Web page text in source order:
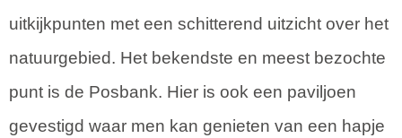
uitkijkpunten met een schitterend uitzicht over het
natuurgebied. Het bekendste en meest bezochte
punt is de Posbank. Hier is ook een paviljoen
gevestigd waar men kan genieten van een hapje